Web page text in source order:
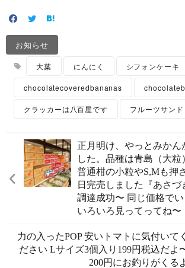
お知らせ
大葉 にんにく シフォンケーキ
chocolatecoveredbananas
クラッカーは八百屋です フルーツサンド
正月明け、やっとみかん
した。品種は青島（大粒
普通柑の小粒やS,Mも押
日完売しました『あさづ
調達成功〜️ 同じ価格で
いろいろ見ってってね〜
力の入ったPOP️️️ 安いトマトに気付いてく
ださい Lサイズ3個入り199円税込だよ
200円にお釣りがくる